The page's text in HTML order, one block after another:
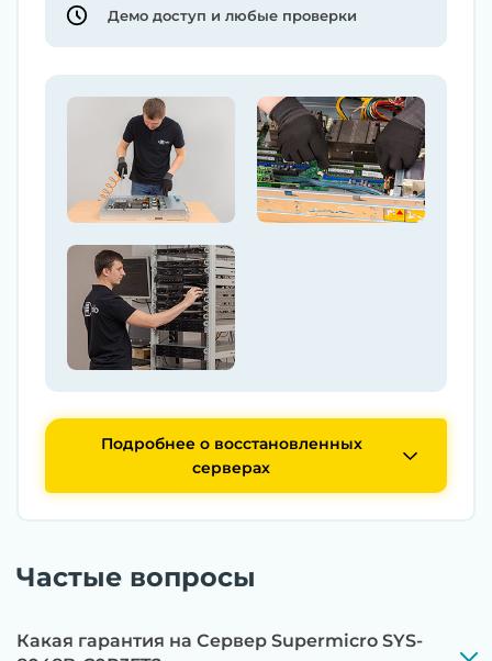
Демо доступ и любые проверки
Подробнее о восстановленных
серверах
Частые вопросы
Какая гарантия на Сервер Supermicro SYS-